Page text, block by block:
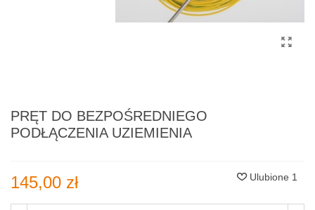
PRĘT DO BEZPOŚREDNIEGO
PODŁĄCZENIA UZIEMIENIA
145,00 zł Ulubione 1